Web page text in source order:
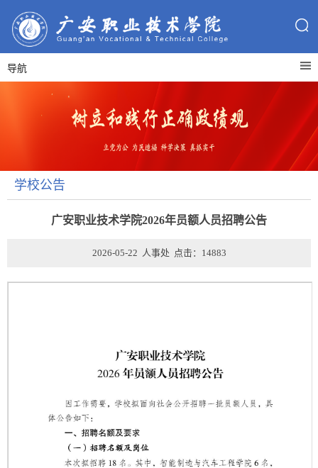
导航
学校公告
广安职业技术学院2026年员额人员招聘公告
2026-05-22 人事处 点击： 14883